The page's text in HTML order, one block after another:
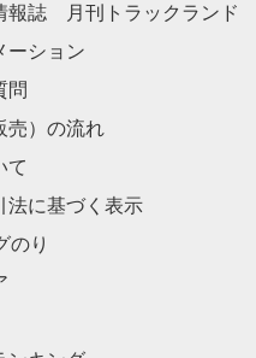
報誌 月刊トラックランド
ーション
問
売）の流れ
て
法に基づく表示
のり